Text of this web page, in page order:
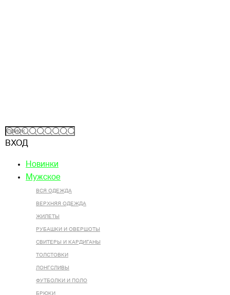
ВХОД
Новинки
Мужское
ВСЯ ОДЕЖДА
ВЕРХНЯЯ ОДЕЖДА
ЖИЛЕТЫ
РУБАШКИ И ОВЕРШОТЫ
СВИТЕРЫ И КАРДИГАНЫ
ТОЛСТОВКИ
ЛОНГСЛИВЫ
ФУТБОЛКИ И ПОЛО
БРЮКИ